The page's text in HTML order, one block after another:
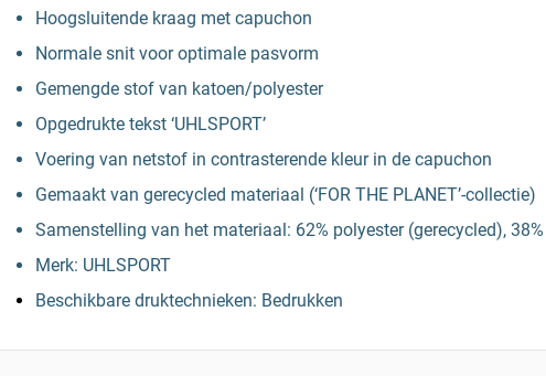
Hoogsluitende kraag met capuchon
Normale snit voor optimale pasvorm
Gemengde stof van katoen/polyester
Opgedrukte tekst ‘UHLSPORT’
Voering van netstof in contrasterende kleur in de capuchon
Gemaakt van gerecycled materiaal (‘FOR THE PLANET’-collectie)
Samenstelling van het materiaal: 62% polyester (gerecycled),
Merk: UHLSPORT
Beschikbare druktechnieken: Bedrukken